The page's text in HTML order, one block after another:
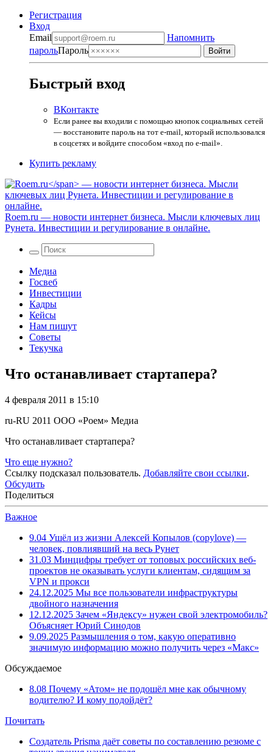
Регистрация
Вход
Email
Напомнить
парольПароль
Быстрый вход
ВКонтакте
Если ранее вы входили с помощью кнопок социальных сетей
— восстановите пароль на тот e-mail, который использовался
в соцсетях и войдите способом «вход по e-mail».
Купить рекламу
Roem.ru — новости интернет бизнеса. Мысли ключевых лиц
Рунета. Инвестиции и регулирование в онлайне.
Медиа
Госвеб
Инвестиции
Кадры
Кейсы
Нам пишут
Советы
Текучка
Что останавливает стартапера?
4 февраля 2011 в 15:10
ru-RU 2011 ООО «Роем» Медиа
Что останавливает стартапера?
Что еще нужно?
Ссылку подсказал пользователь. Добавляйте свои ссылки.
Обсудить
Поделиться
Важное
9.04 Ушёл из жизни Алексей Копылов (copylove) —
человек, повлиявший на весь Рунет
31.03 Минцифры требует от топовых российских веб-
проектов не оказывать услуги клиентам, сидящим за
VPN и прокси
24.12.2025 Мы все пользователи инфраструктуры
двойного назначения
12.12.2025 Зачем «Яндексу» нужен свой электромобиль?
Объясняет Юрий Синодов
9.09.2025 Размышления о том, какую оперативно
значимую информацию можно получить через «Макс»
Обсуждаемое
8.08 Почему «Атом» не подошёл мне как обычному
водителю? И кому подойдёт?
Почитать
Создатель Prisma даёт советы по составлению резюме с